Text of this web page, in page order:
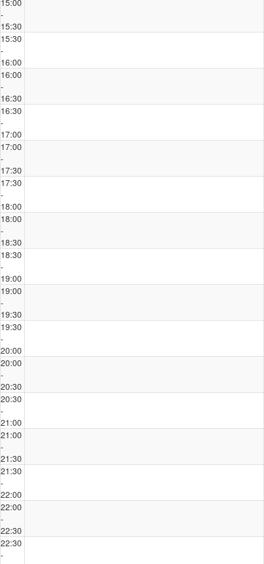
-
15:30
15:30
-
16:00
16:00
-
16:30
16:30
-
17:00
17:00
-
17:30
17:30
-
18:00
18:00
-
18:30
18:30
-
19:00
19:00
-
19:30
19:30
-
20:00
20:00
-
20:30
20:30
-
21:00
21:00
-
21:30
21:30
-
22:00
22:00
-
22:30
22:30
-